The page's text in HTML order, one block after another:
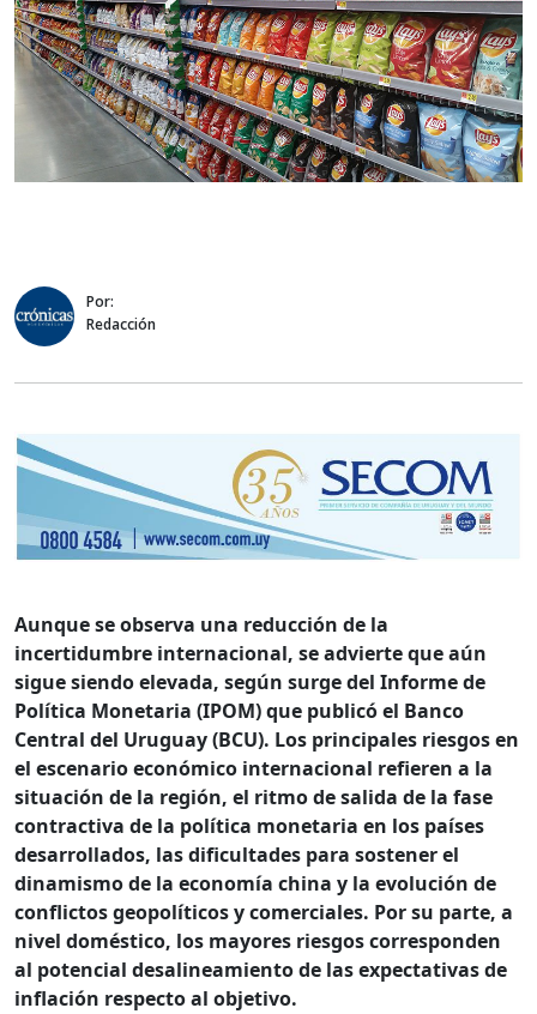
Por:
Redacción
Aunque se observa una reducción de la
incertidumbre internacional, se advierte que aún
sigue siendo elevada, según surge del Informe de
Política Monetaria (IPOM) que publicó el Banco
Central del Uruguay (BCU). Los principales riesgos en
el escenario económico internacional refieren a la
situación de la región, el ritmo de salida de la fase
contractiva de la política monetaria en los países
desarrollados, las dificultades para sostener el
dinamismo de la economía china y la evolución de
conflictos geopolíticos y comerciales. Por su parte, a
nivel doméstico, los mayores riesgos corresponden
al potencial desalineamiento de las expectativas de
inflación respecto al objetivo.